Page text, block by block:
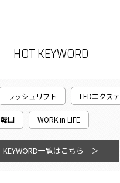
HOT KEYWORD
ラッシュリフト LEDエクステ
韓国 WORK in LIFE
KEYWORD一覧はこちら